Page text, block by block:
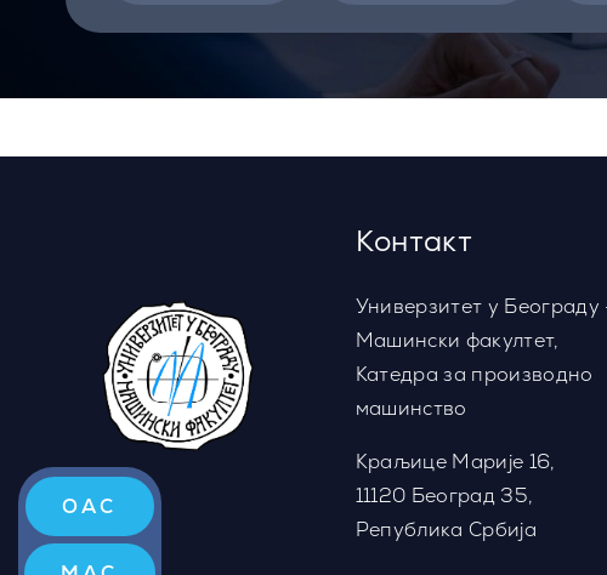
ОАС
Контакт
Универзитет у Београду
Машински факултет,
Катедра за производно
машинство
Краљице Марије 16,
11120 Београд 35,
Република Србија